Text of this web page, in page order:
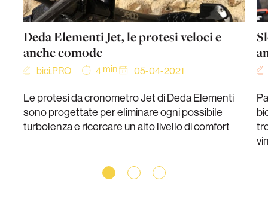
Deda Elementi Jet, le protesi veloci e
anche comode
bici.PRO 4 min 05-04-2021
Le protesi da cronometro Jet di Deda Elementi
sono progettate per eliminare ogni possibile
turbolenza e ricercare un alto livello di comfort